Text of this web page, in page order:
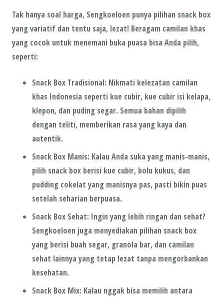
Tak hanya soal harga, Sengkoeloen punya pilihan snack box
yang variatif dan tentu saja, lezat! Beragam camilan khas
yang cocok untuk menemani buka puasa bisa Anda pilih,
seperti:
Snack Box Tradisional: Nikmati kelezatan camilan
khas Indonesia seperti kue cubir, kue cubir isi kelapa,
klepon, dan puding segar. Semua bahan dipilih
dengan teliti, memberikan rasa yang kaya dan
autentik.
Snack Box Manis: Kalau Anda suka yang manis-manis,
pilih snack box berisi kue cubir, bolu kukus, dan
pudding cokelatyang manisnya pas, pasti bikin puas
setelah seharian berpuasa.
Snack Box Sehat: Ingin yang lebih ringan dan sehat?
Sengkoeloen juga menyediakan pilihan snack box
yang berisi buah segar, granola bar, dan camilan
sehat lainnya yang tetap lezat tanpa mengorbankan
kesehatan.
Snack Box Mix: Kalau nggak bisa memilih antara